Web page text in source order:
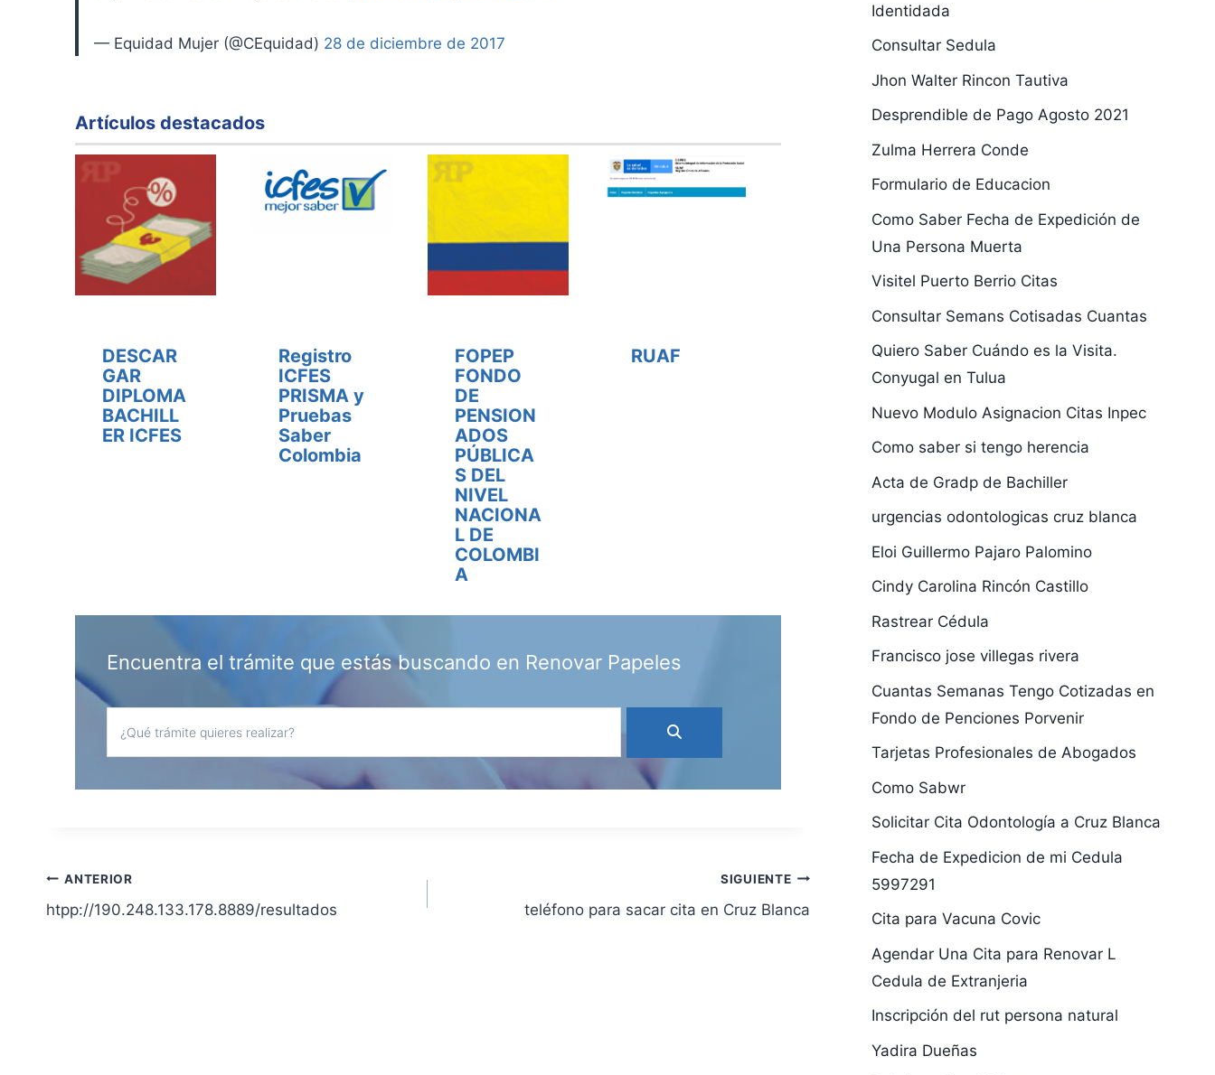
— Equidad Mujer (@CEquidad) 28 de diciembre de 2017
Artículos destacados
DESCAR
GAR
DIPLOMA
BACHILL
ER ICFES
Registro
ICFES
PRISMA y
Pruebas
Saber
Colombia
FOPEP
FONDO
DE
PENSION
ADOS
PÚBLICA
S DEL
NIVEL
NACIONA
L DE
COLOMBI
A
RUAF
Encuentra el trámite que estás buscando en Renovar Papeles
Navegación
de
ANTERIOR
htpp://190.248.133.178.8889/resultados
SIGUIENTE
teléfono para sacar cita en Cruz Blanca
Identidada
Consultar Sedula
Jhon Walter Rincon Tautiva
Desprendible de Pago Agosto 2021
Zulma Herrera Conde
Formulario de Educacion
Como Saber Fecha de Expedición de
Una Persona Muerta
Visitel Puerto Berrio Citas
Consultar Semans Cotisadas Cuantas
Quiero Saber Cuándo es la Visita.
Conyugal en Tulua
Nuevo Modulo Asignacion Citas Inpec
Como saber si tengo herencia
Acta de Gradp de Bachiller
urgencias odontologicas cruz blanca
Eloi Guillermo Pajaro Palomino
Cindy Carolina Rincón Castillo
Rastrear Cédula
Francisco jose villegas rivera
Cuantas Semanas Tengo Cotizadas en
Fondo de Penciones Porvenir
Tarjetas Profesionales de Abogados
Como Sabwr
Solicitar Cita Odontología a Cruz Blanca
Fecha de Expedicion de mi Cedula
5997291
Cita para Vacuna Covic
Agendar Una Cita para Renovar L
Cedula de Extranjeria
Inscripción del rut persona natural
Yadira Dueñas